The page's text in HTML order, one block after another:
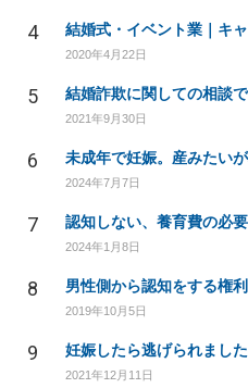
4
2020年4月22日
5 結婚詐欺に関しての相談
2021年9月30日
6 未成年で妊娠。産みたい
2024年7月7日
7 認知しない、養育費の必要
2024年1月8日
8
2019年10月5日
9 妊娠したら逃げられました
2021年12月11日